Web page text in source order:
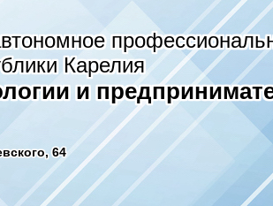
Карелия
и
64